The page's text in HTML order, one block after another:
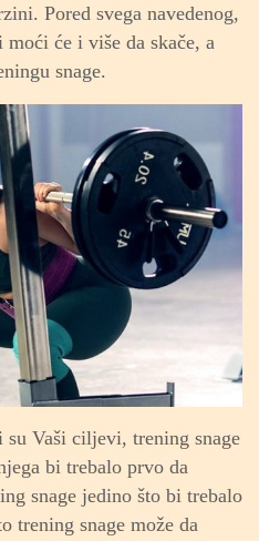
Pored svega navedenog,
će i više da skače, a
snage.
Vaši ciljevi, trening snage
bi trebalo prvo da
snage jedino što bi trebalo
trening snage može da